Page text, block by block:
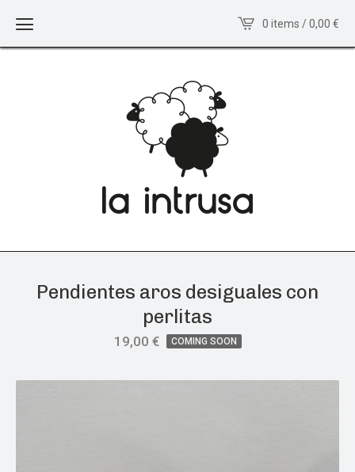
0 items / 0,00 €
Pendientes aros desiguales con
perlitas
19,00 € COMING SOON